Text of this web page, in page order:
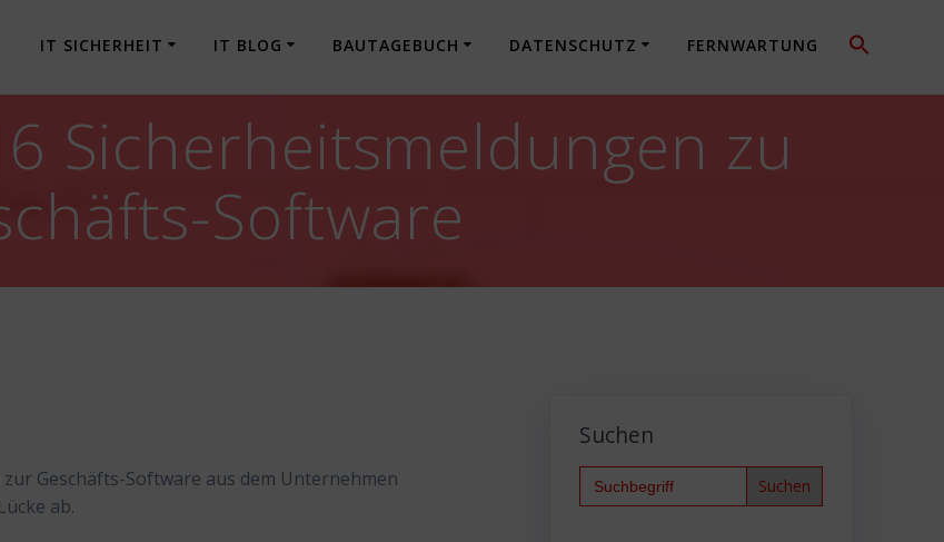
IT SICHERHEIT IT BLOG BAUTAGEBUCH DATENSCHUTZ FERNWARTUNG
Sicherheitsmeldungen zu
Software
Geschäfts-Software aus dem Unternehmen
ab.
Suchen
Search
for: